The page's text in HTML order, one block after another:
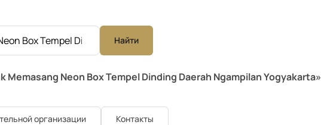
Найти
Memasang Neon Box Tempel Dinding Daerah Ngampilan Yogyakarta»
организации Контакты